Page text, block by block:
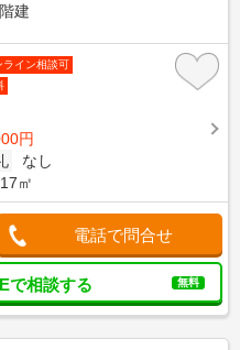
建
ライン相談可
円
なし
㎡
電話で問合せ
で相談する 無料